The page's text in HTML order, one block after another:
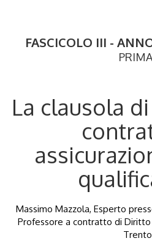
FASCICOLO III -
PRIMA
La clausola
Massimo Mazzola, Esperto
Professore a contratto di Diritto
Trento